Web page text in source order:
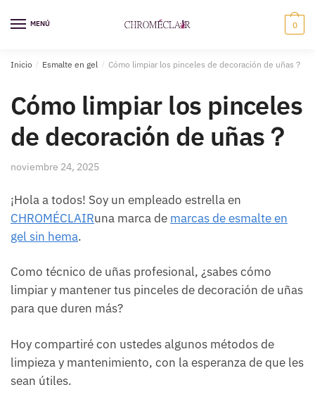
navegación
MENÚ 0
Inicio / Esmalte en gel / Cómo limpiar los pinceles de decoración de uñas？
Cómo limpiar los pinceles
de decoración de uñas？
noviembre 24, 2025
¡Hola a todos! Soy un empleado estrella en
CHROMÉCLAIRuna marca de marcas de esmalte en
gel sin hema.
Como técnico de uñas profesional, ¿sabes cómo
limpiar y mantener tus pinceles de decoración de uñas
para que duren más?
Hoy compartiré con ustedes algunos métodos de
limpieza y mantenimiento, con la esperanza de que les
sean útiles.